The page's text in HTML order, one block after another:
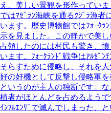
え、美しい景観を形作ってい
ではﾏｾﾞﾗﾝ海峡を通るｸｼﾞﾗ漁
います。歴史博物館ではﾌｫｰｸﾗ
示を見ました。この静かで美
占領したのには村民も驚き、
います。ﾌｫｰｸﾗﾝﾄﾞ戦争はｱﾙｾﾞﾝ
そらすために侵略し、それを
好の好機として反撃し侵略軍
というのが主人の独断です。
植者がほとんどを占めるよう
ｲﾝﾌﾙｴﾝｻﾞで滅んでしまった、